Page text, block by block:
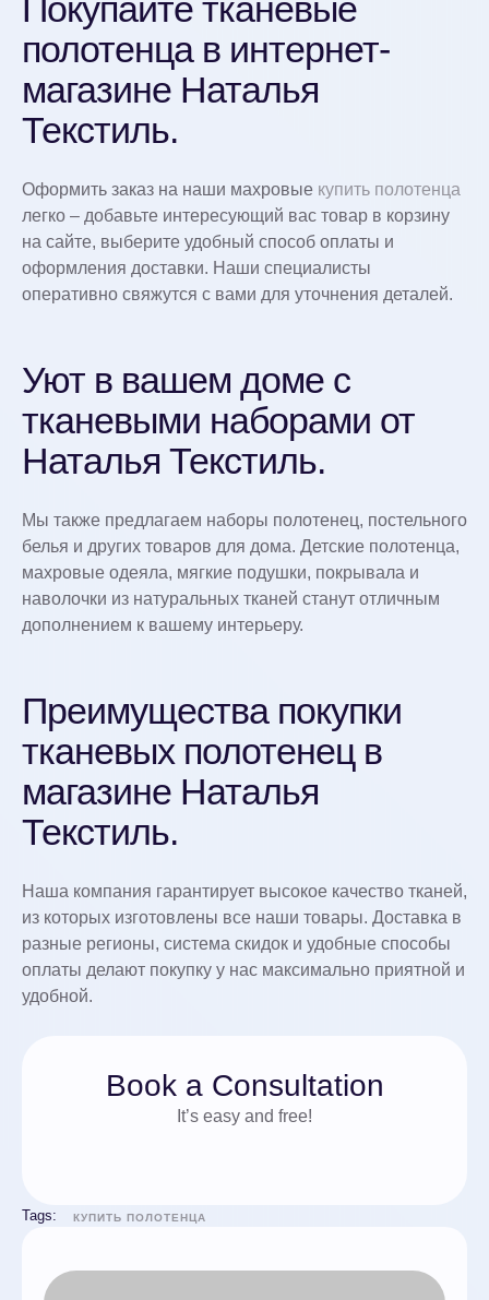
Покупайте тканевые
полотенца в интернет-
магазине Наталья
Текстиль.
Оформить заказ на наши махровые купить полотенца
легко – добавьте интересующий вас товар в корзину
на сайте, выберите удобный способ оплаты и
оформления доставки. Наши специалисты
оперативно свяжутся с вами для уточнения деталей.
Уют в вашем доме с
тканевыми наборами от
Наталья Текстиль.
Мы также предлагаем наборы полотенец, постельного
белья и других товаров для дома. Детские полотенца,
махровые одеяла, мягкие подушки, покрывала и
наволочки из натуральных тканей станут отличным
дополнением к вашему интерьеру.
Преимущества покупки
тканевых полотенец в
магазине Наталья
Текстиль.
Наша компания гарантирует высокое качество тканей,
из которых изготовлены все наши товары. Доставка в
разные регионы, система скидок и удобные способы
оплаты делают покупку у нас максимально приятной и
удобной.
Book a Consultation
It’s easy and free!
Tags: КУПИТЬ ПОЛОТЕНЦА